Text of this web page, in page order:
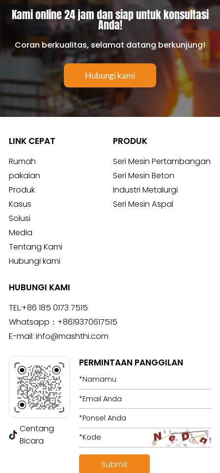
Kami online 24 jam dan siap untuk konsultasi
Anda!
Coran berkualitas, selamat datang berkunjung!
Hubungi kami
LINK CEPAT
Rumah
pakaian
Produk
Kasus
Solusi
Media
Tentang Kami
Hubungi kami
PRODUK
Seri Mesin Pertambangan
Seri Mesin Beton
Industri Metalurgi
Seri Mesin Aspal
HUBUNGI KAMI
TEL:+86 185 0173 7515
Whatsapp： +8619370617515
E-mail: info@mashthi.com
Centang
Bicara
PERMINTAAN PANGGILAN